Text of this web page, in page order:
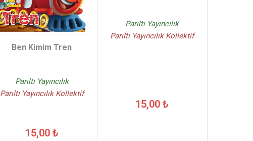
Ben Kimim Tren
Parıltı Yayıncılık
Parıltı Yayıncılık Kollektif
15,00 ₺
Parıltı Yayıncılık
Parıltı Yayıncılık Kollektif
15,00 ₺